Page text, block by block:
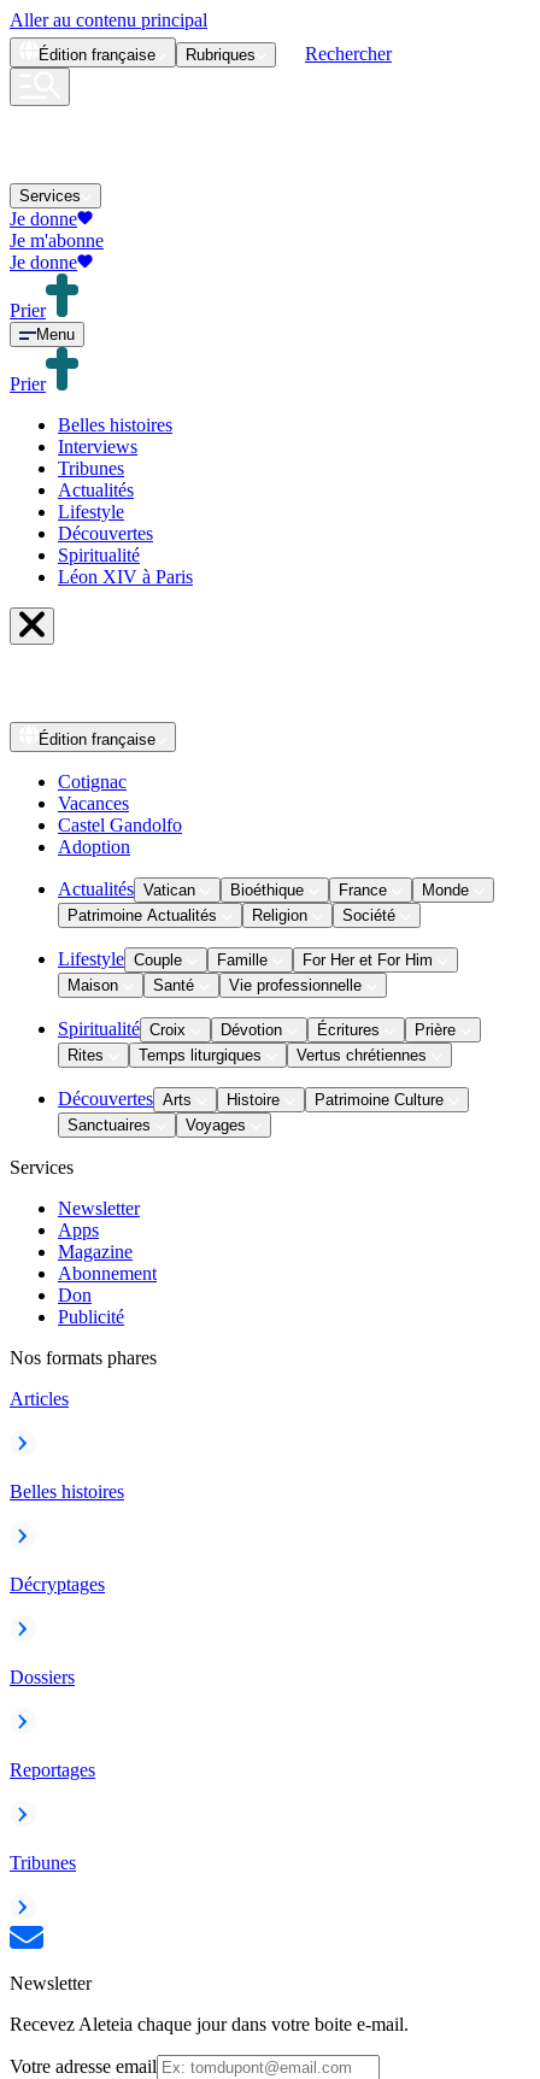
Aller au contenu principal
Édition française Rubriques Rechercher
Services
Je donne
Je m'abonne
Je donne
Prier
Menu
Prier
Belles histoires
Interviews
Tribunes
Actualités
Lifestyle
Découvertes
Spiritualité
Léon XIV à Paris
Édition française
Cotignac
Vacances
Castel Gandolfo
Adoption
Actualités Vatican Bioéthique France
Monde
Patrimoine Actualités
Religion Société
Lifestyle Couple Famille
For Her et For Him
Maison
Santé Vie professionnelle
Spiritualité Croix Dévotion Écritures
Prière
Rites
Temps liturgiques Vertus chrétiennes
Découvertes Arts Histoire
Patrimoine Culture
Sanctuaires
Voyages
Services
Newsletter
Apps
Magazine
Abonnement
Don
Publicité
Nos formats phares
Articles
Belles histoires
Décryptages
Dossiers
Reportages
Tribunes
Newsletter
Recevez Aleteia chaque jour dans votre boite e-mail.
Votre adresse email